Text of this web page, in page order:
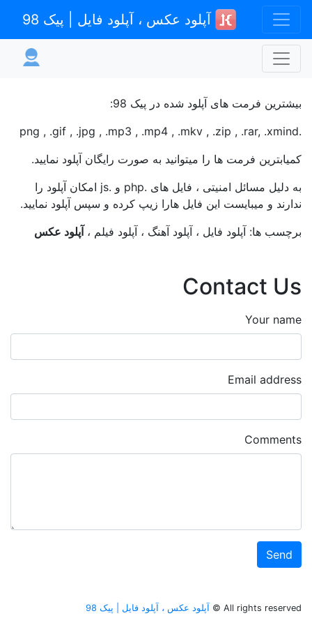
آپلود عکس ، آپلود فایل | پیک 98
بیشترین فرمت های آپلود شده در پیک 98:
.png , .gif , .jpg , .mp3 , .mp4 , .mkv , .zip , .rar, .xmind
کمیابترین فرمت ها را میتوانید به صورت رایگان آپلود نمایید.
به دلیل مسائل امنیتی ، فایل های .php و .js امکان آپلود را
ندارند و میبایست این فایل هارا زیپ کرده و سپس آپلود نمایید.
برچسب ها: آپلود فایل ، آپلود آهنگ ، آپلود فیلم ، آپلود عکس
Contact Us
Your name
Email address
Comments
All rights reserved © آپلود عکس ، آپلود فایل | پیک 98